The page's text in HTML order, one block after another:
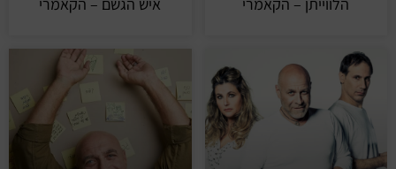
הלווייתן – הקאמרי איש הגשם – הקאמרי